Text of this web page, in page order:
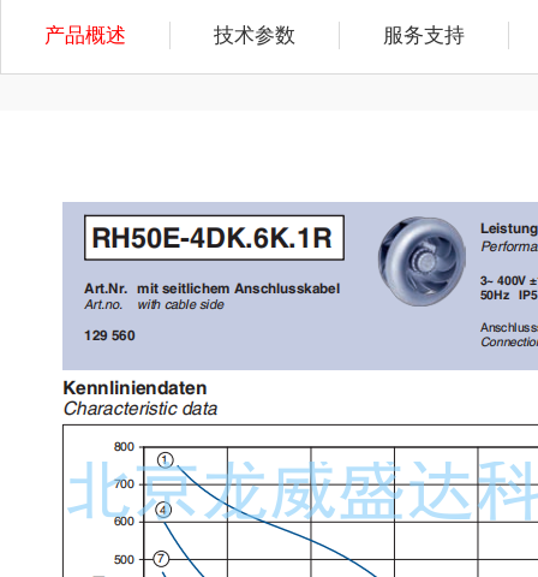
产品概述 技术参数 服务支持